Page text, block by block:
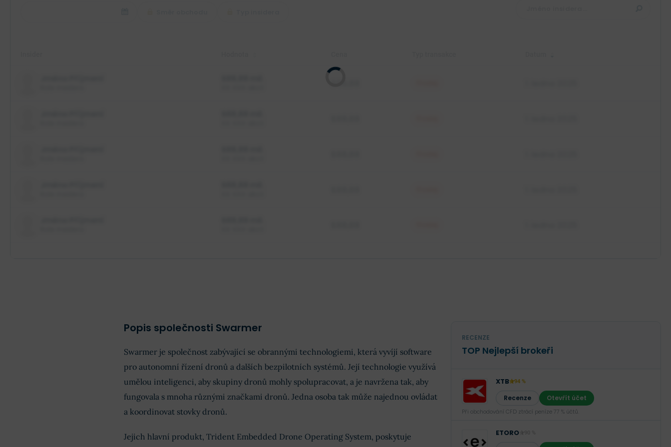
Popis společnosti Swarmer
Swarmer je společnost zabývající se obrannými technologiemi, která vyvíjí software
pro autonomní řízení dronů a dalších bezpilotních systémů. Její technologie využívá
umělou inteligenci, aby skupiny dronů mohly spolupracovat, a je navržena tak, aby
fungovala s mnoha různými značkami dronů. Jedna osoba tak může najednou ovládat
a koordinovat stovky dronů.
Jejich hlavní produkt, Trident Embedded Drone Operating System, poskytuje
RECENZE
TOP Nejlepší brokeři
XTB 94 %
Recenze Otevřít účet
Při obchodování CFD ztrácí peníze 77 % účtů.
ETORO